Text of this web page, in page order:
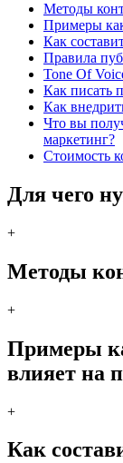
Методы
Примеры
Как
Правила
Tone Of
Как писать
Как
Что вы
маркетинг?
Стоимость
Для чего
+
Методы
+
Примеры
влияет на
+
Как